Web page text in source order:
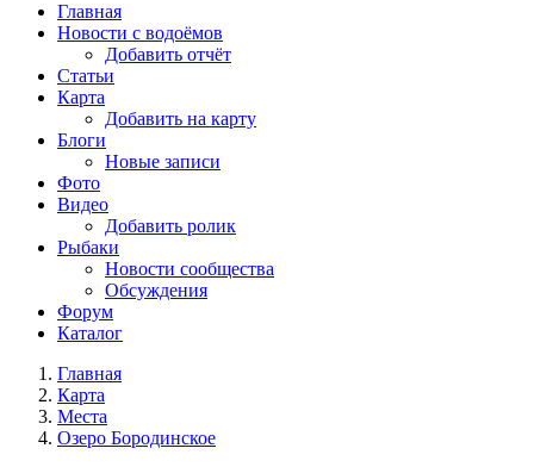
Главная
Новости с водоёмов
Добавить отчёт
Статьи
Карта
Добавить на карту
Блоги
Новые записи
Фото
Видео
Добавить ролик
Рыбаки
Новости сообщества
Обсуждения
Форум
Каталог
Главная
Карта
Места
Озеро Бородинское